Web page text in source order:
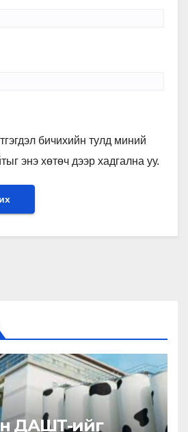
бичихийн тулд миний
энэ хөтөч дээр хадгална уу.
ДАШТ-ийг